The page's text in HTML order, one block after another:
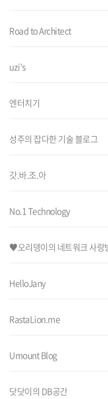
Road to Architect
uzi's
엔터치기
성주의 잡다한 기술 블로그
갓.바.조.아
No.1 Technology
♥오리뎅이의 네트워크 사
HelloJany
RastaLion.me
Umount Blog
닷닷이의 DB공간